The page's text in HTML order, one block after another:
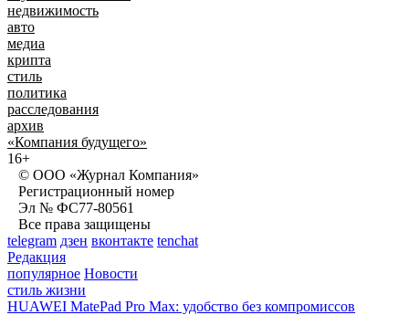
недвижимость
авто
медиа
крипта
стиль
политика
расследования
архив
«Компания будущего»
16+
© ООО «Журнал Компания»
Регистрационный номер
Эл № ФС77-80561
Все права защищены
telegram дзен вконтакте tenchat
Редакция
популярное Новости
стиль жизни
HUAWEI MatePad Pro Max: удобство без компромиссов